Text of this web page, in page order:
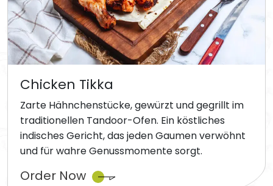
Chicken Tikka
Zarte Hähnchenstücke, gewürzt und gegrillt im
traditionellen Tandoor-Ofen. Ein köstliches
indisches Gericht, das jeden Gaumen verwöhnt
und für wahre Genussmomente sorgt.
Order Now